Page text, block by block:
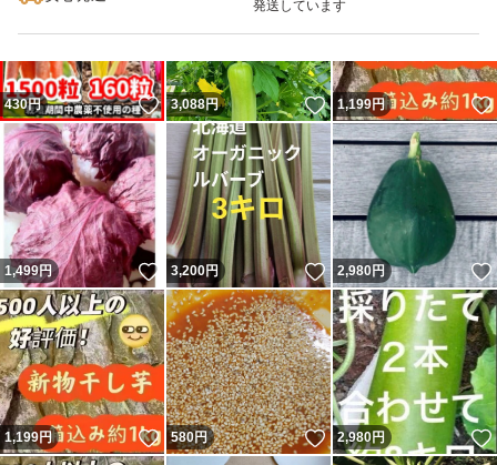
発送しています
430円 いいね！
3,088円 いいね！
1,199円
1,499円 いいね！
3,200円 いいね！
2,980円
1,199円 いいね！
580円 いいね！
2,980円